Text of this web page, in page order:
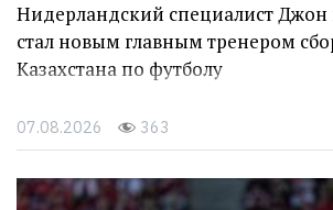
Нидерландский специалист
стал новым главным тренером
Казахстана по футболу
07.08.2026 363